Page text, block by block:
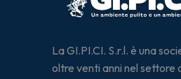
La GI.PI.CI. S.r.l. è una
oltre venti anni nel settore